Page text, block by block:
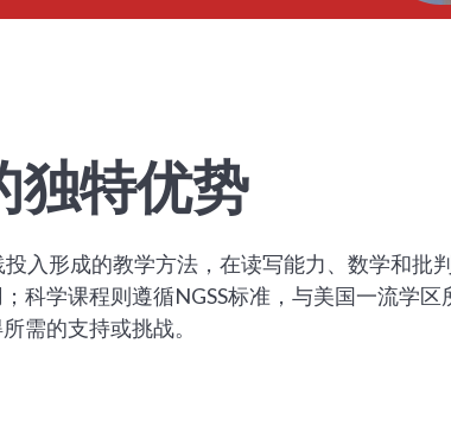
独特优势
入形成的教学方法，在读写能力、数学和批
科学课程则遵循NGSS标准，与美国一流学
需的支持或挑战。